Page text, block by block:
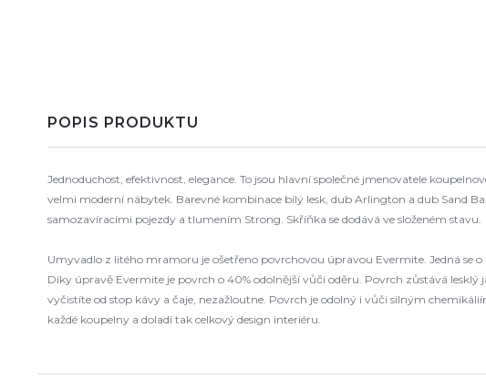
POPIS PRODUKTU
Jednoduchost, efektivnost, elegance. To jsou hlavní společné jmenovatele
velmi moderní nábytek. Barevné kombinace bílý lesk, dub Arlington a dub Sand
samozavíracími pojezdy a tlumením Strong. Skříňka se dodává ve složeném stavu.
Umyvadlo z litého mramoru je ošetřeno povrchovou úpravou Evermite. Jedná
Díky úpravě Evermite je povrch o 40% odolnější vůči oděru. Povrch zůstává
vyčistíte od stop kávy a čaje, nezažloutne. Povrch je odolný i vůči silným
každé koupelny a doladí tak celkový design interiéru.